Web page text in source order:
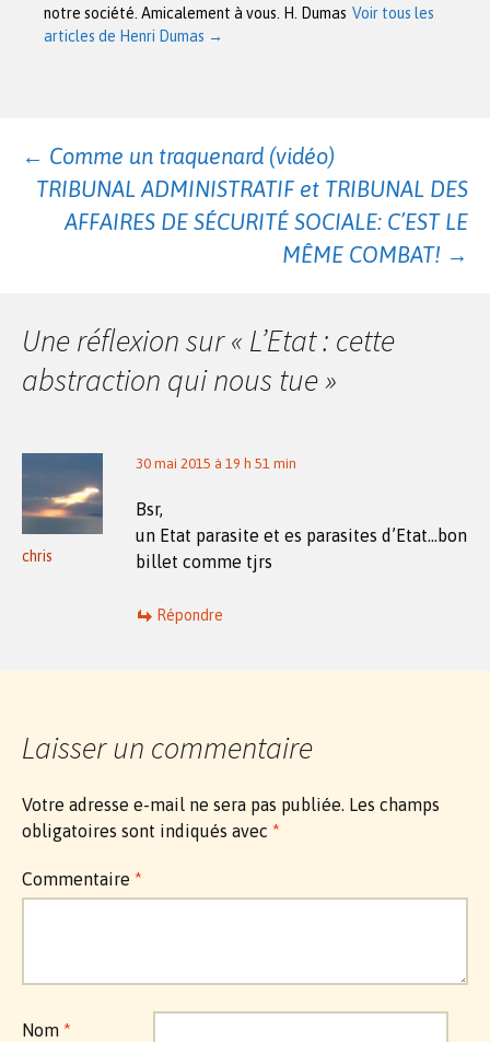
notre société. Amicalement à vous. H. Dumas Voir tous les
articles de Henri Dumas →
Navigation
des
← Comme un traquenard (vidéo)
TRIBUNAL ADMINISTRATIF et TRIBUNAL DES
AFFAIRES DE SÉCURITÉ SOCIALE: C’EST LE
MÊME COMBAT! →
Une réflexion sur « L’Etat : cette
abstraction qui nous tue»
chris
30 mai 2015 à 19 h 51 min
Bsr,
un Etat parasite et es parasites d’Etat…bon
billet comme tjrs
Répondre
Laisser un commentaire
Votre adresse e-mail ne sera pas publiée. Les champs
obligatoires sont indiqués avec *
Commentaire *
Nom *